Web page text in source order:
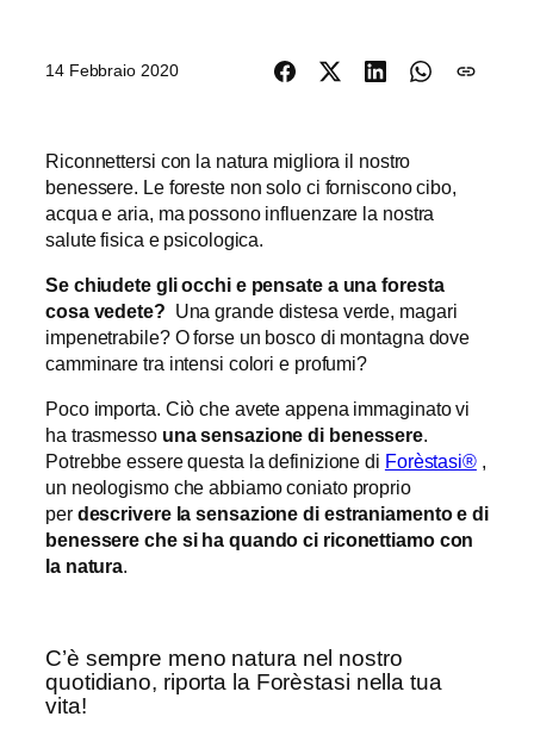
14 Febbraio 2020
Riconnettersi con la natura migliora il nostro
benessere. Le foreste non solo ci forniscono cibo,
acqua e aria, ma possono influenzare la nostra
salute fisica e psicologica.
Se chiudete gli occhi e pensate a una foresta
cosa vedete? Una grande distesa verde, magari
impenetrabile? O forse un bosco di montagna dove
camminare tra intensi colori e profumi?
Poco importa. Ciò che avete appena immaginato vi
ha trasmesso una sensazione di benessere.
Potrebbe essere questa la definizione di Forèstasi®,
un neologismo che abbiamo coniato proprio
per descrivere la sensazione di estraniamento e di
benessere che si ha quando ci riconettiamo con
la natura.
C’è sempre meno natura nel nostro
quotidiano, riporta la Forèstasi nella tua
vita!